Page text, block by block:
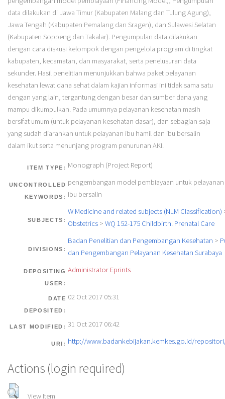
data dilakukan di Jawa Timur (Kabupaten Malang dan Tulung Agung),
Jawa Tengah (Kabupaten Pemalang dan Sragen), dan Sulawesi Selatan
(Kabupaten Soppeng dan Takalar). Pengumpulan data dilakukan
dengan cara diskusi kelompok dengan pengelola program di tingkat
kabupaten, kecamatan, dan masyarakat, serta penelusuran data
sekunder. Hasil penelitian menunjukkan bahwa paket pelayanan
kesehatan lewat dana sehat dalam kajian informasi ini tidak sama satu
dengan yang lain, tergantung dengan besar dan sumber dana yang
mampu dikumpulkan. Pada umumnya pelayanan kesehatan masih
bersifat umum (untuk pelayanan kesehatan dasar), dan sebagian saja
yang sudah diarahkan untuk pelayanan ibu hamil dan ibu bersalin
dalam ikut serta menunjang program penurunan AKI.
ITEM TYPE: Monograph (Project Report)
UNCONTROLLED
KEYWORDS:
pengembangan model pembiayaan untuk
ibu bersalin
SUBJECTS:
W Medicine and related subjects (NLM Classification)
Obstetrics> WQ 152-175 Childbirth. Prenatal Care
DIVISIONS:
Badan Penelitian dan Pengembangan Kesehatan >
dan Pengembangan Pelayanan Kesehatan Surabaya
DEPOSITING
USER:
Administrator Eprints
DATE
DEPOSITED:
02 Oct 2017 05:31
LAST MODIFIED: 31 Oct 2017 06:42
URI: http://www.badankebijakan.kemkes.go.id/
Actions (login required)
View Item